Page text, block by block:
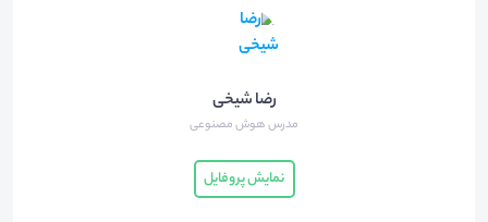
رضا شیخی
مدرس هوش مصنوعی
نمایش پروفایل